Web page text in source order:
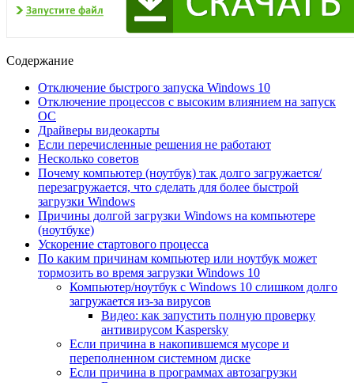
Содержание
Отключение быстрого запуска Windows 10
Отключение процессов с высоким влиянием на запуск
ОС
Драйверы видеокарты
Если перечисленные решения не работают
Несколько советов
Почему компьютер (ноутбук) так долго загружается/
перезагружается, что сделать для более быстрой
загрузки Windows
Причины долгой загрузки Windows на компьютере
(ноутбуке)
Ускорение стартового процесса
По каким причинам компьютер или ноутбук может
тормозить во время загрузки Windows 10
Компьютер/ноутбук с Windows 10 слишком долго
загружается из-за вирусов
Видео: как запустить полную проверку
антивирусом Kaspersky
Если причина в накопившемся мусоре и
переполненном системном диске
Если причина в программах автозагрузки